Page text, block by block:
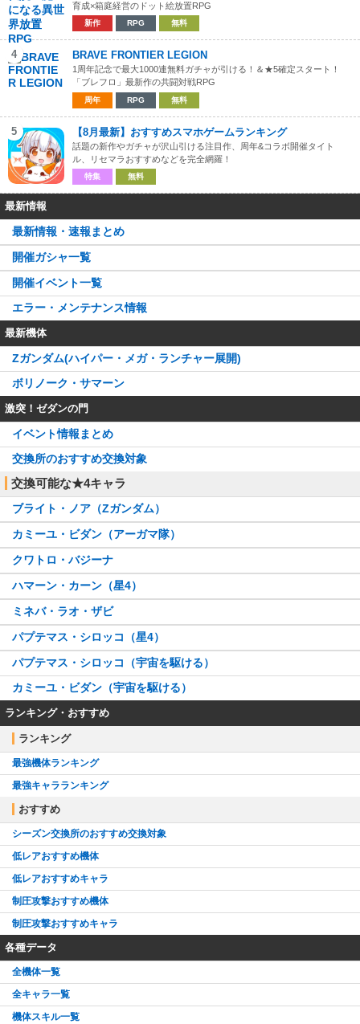
育成×箱庭経営のドット絵放置RPG
新作 RPG 無料
4 BRAVE FRONTIER LEGION
1周年記念で最大1000連無料ガチャが引ける！＆★5確定スタート！
「ブレフロ」最新作の共闘対戦RPG
周年 RPG 無料
5 【8月最新】おすすめスマホゲームランキング
話題の新作やガチャが沢山引ける注目作、周年&コラボ開催タイト
ル、リセマラおすすめなどを完全網羅！
特集 無料
最新情報
最新情報・速報まとめ
開催ガシャ一覧
開催イベント一覧
エラー・メンテナンス情報
最新機体
Zガンダム(ハイパー・メガ・ランチャー展開)
ボリノーク・サマーン
激突！ゼダンの門
イベント情報まとめ
交換所のおすすめ交換対象
交換可能な★4キャラ
ブライト・ノア（Zガンダム）
カミーユ・ビダン（アーガマ隊）
クワトロ・バジーナ
ハマーン・カーン（星4）
ミネバ・ラオ・ザビ
パプテマス・シロッコ（星4）
パプテマス・シロッコ（宇宙を駆ける）
カミーユ・ビダン（宇宙を駆ける）
ランキング・おすすめ
ランキング
最強機体ランキング
最強キャラランキング
おすすめ
シーズン交換所のおすすめ交換対象
低レアおすすめ機体
低レアおすすめキャラ
制圧攻撃おすすめ機体
制圧攻撃おすすめキャラ
各種データ
全機体一覧
全キャラ一覧
機体スキル一覧